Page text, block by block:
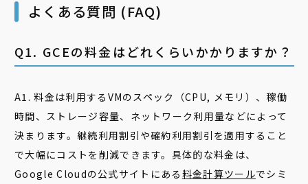
よくある質問 (FAQ)
Q1. GCEの料金はどれくらいかかりますか？
A1. 料金は利用するVMのスペック（CPU, メモリ）、稼働
時間、ストレージ容量、ネットワーク利用量などによって
決まります。継続利用割引や確約利用割引を適用すること
で大幅にコストを削減できます。具体的な料金は、
Google Cloudの公式サイトにある 料金計算ツールでシミ